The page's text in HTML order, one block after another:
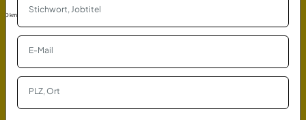
Vaihingen an der Enz
Examinierter Altenpfleger / Pflegefachkraft
(m/w/d)
30 km